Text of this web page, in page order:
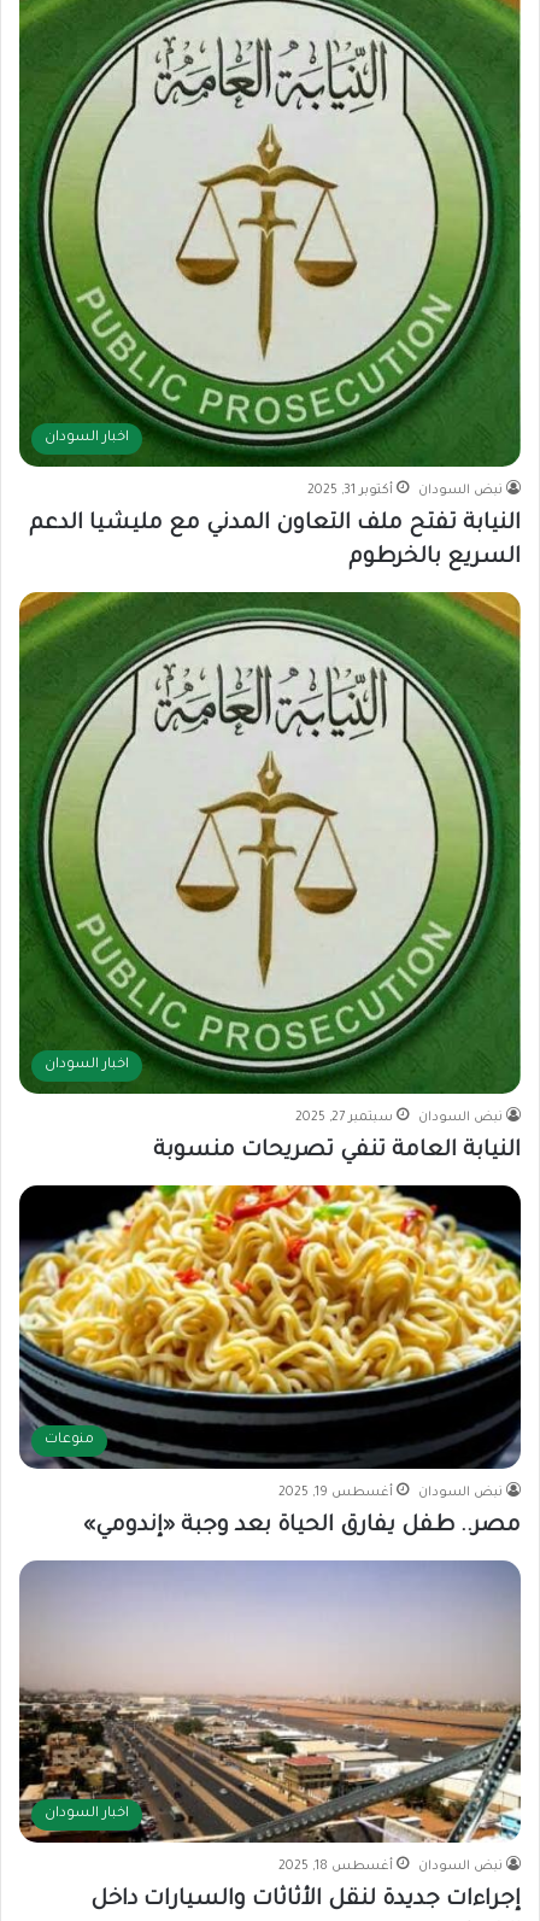
اخبار السودان
نبض السودان أكتوبر 31, 2025
النيابة تفتح ملف التعاون المدني مع مليشيا الدعم
السريع بالخرطوم
اخبار السودان
نبض السودان سبتمبر 27, 2025
النيابة العامة تنفي تصريحات منسوبة
منوعات
نبض السودان أغسطس 19, 2025
مصر.. طفل يفارق الحياة بعد وجبة «إندومي»
اخبار السودان
نبض السودان أغسطس 18, 2025
إجراءات جديدة لنقل الأثاثات والسيارات داخل